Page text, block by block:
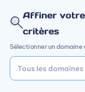
Affiner votre
critères
Sélectionner un domaine